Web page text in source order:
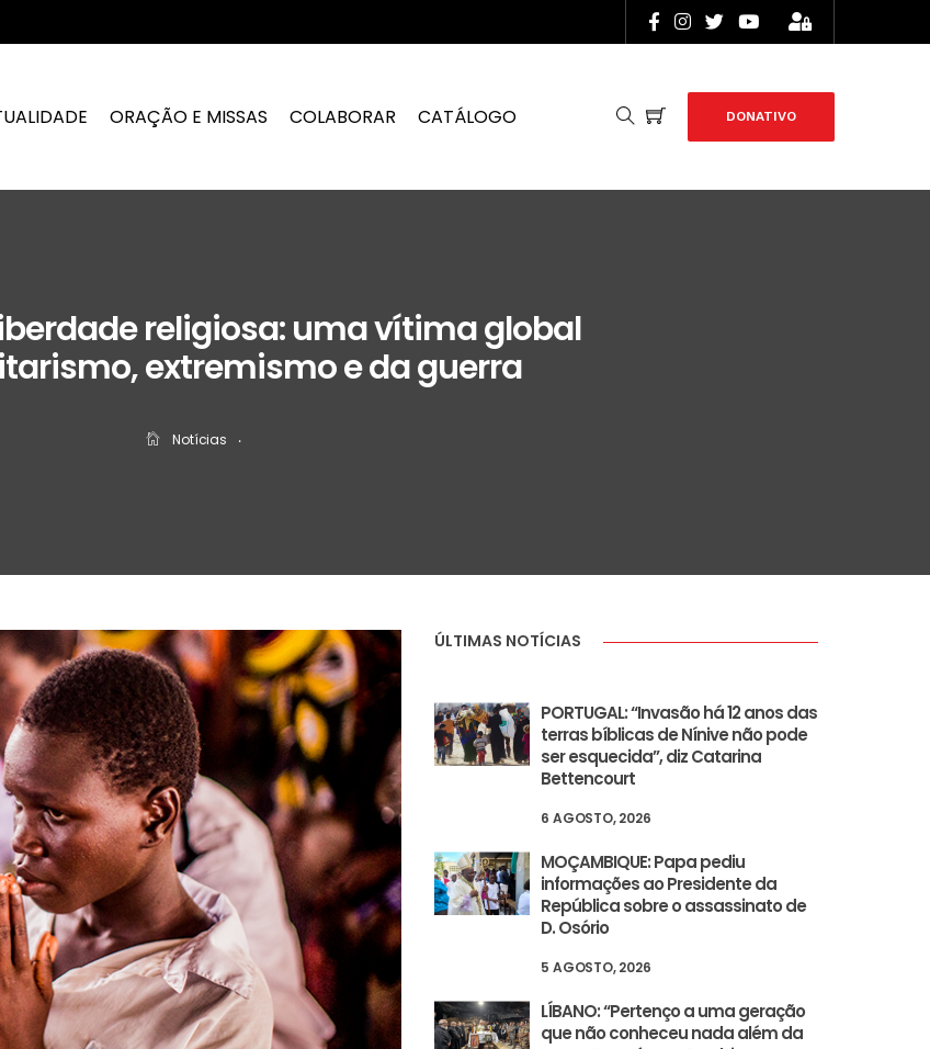
ORAÇÃO E MISSAS COLABORAR CATÁLOGO DONATIVO
religiosa: uma vítima global
extremismo e da guerra
Notícias ‧
ÚLTIMAS NOTÍCIAS
PORTUGAL: “Invasão há 12 anos das
terras bíblicas de Nínive não pode
ser esquecida”, diz Catarina
Bettencourt
6 AGOSTO, 2026
MOÇAMBIQUE: Papa pediu
informações ao Presidente da
República sobre o assassinato de
D. Osório
5 AGOSTO, 2026
LÍBANO: “Pertenço a uma geração
que não conheceu nada além da